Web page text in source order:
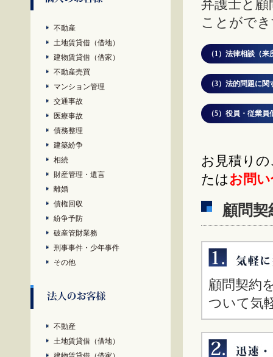
不動産
土地賃貸借（借地）
建物賃貸借（借家）
不動産売買
マンション管理
交通事故
医療事故
債務整理
建築紛争
相続
財産管理・遺言
離婚
債権回収
紛争予防
破産管財業務
刑事事件・少年事件
その他
不動産
土地賃貸借（借地）
弁護士と
ことがで
（1）法律相談（
（3）法的問題に
（5）役員・従業
お見積り
たはお問
顧問
顧問契約
ついて気